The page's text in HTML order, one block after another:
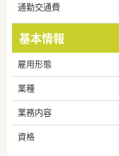
通勤交通費
基本情報
雇用形態
業種
業務内容
資格